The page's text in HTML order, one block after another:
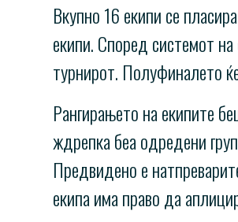
Вкупно 16 екипи се
екипи. Според системот на
турнирот. Полуфиналето
Рангирањето на екипите
ждрепка беа одредени
Предвидено е
екипа има право да